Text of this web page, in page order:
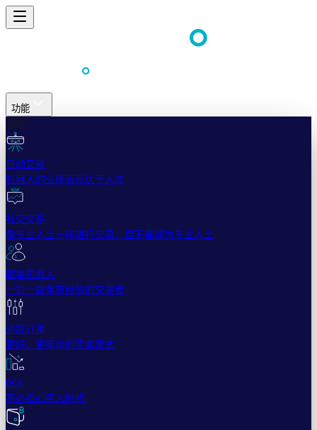
功能
简易
自动交易
机器人的业绩表现优于人类
社交交易
像专业人士一样进行交易，但无需成为专业人士
跟单机器人
一对一跟单有经验的交易者
追踪订单
更好、更简单的买卖家式
DCA
不必担心买入时机